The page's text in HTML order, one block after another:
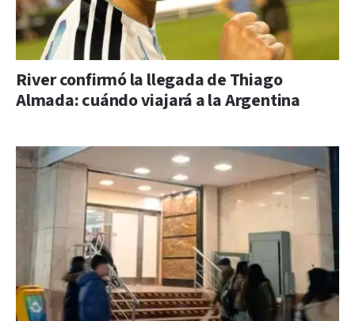
River confirmó la llegada de Thiago
Almada: cuándo viajará a la Argentina